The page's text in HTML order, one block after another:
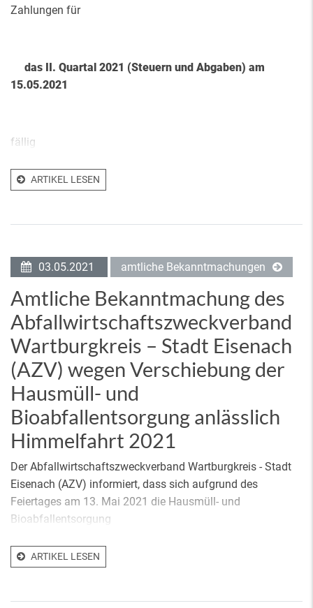
Zahlungen für
das II. Quartal 2021 (Steuern und Abgaben) am
15.05.2021
fällig
ARTIKEL LESEN
03.05.2021 amtliche Bekanntmachungen
Amtliche Bekanntmachung des
Abfallwirtschaftszweckverband
Wartburgkreis – Stadt Eisenach
(AZV) wegen Verschiebung der
Hausmüll- und
Bioabfallentsorgung anlässlich
Himmelfahrt 2021
Der Abfallwirtschaftszweckverband Wartburgkreis - Stadt
Eisenach (AZV) informiert, dass sich aufgrund des
Feiertages am 13. Mai 2021 die Hausmüll- und
Bioabfallentsorgung
ARTIKEL LESEN